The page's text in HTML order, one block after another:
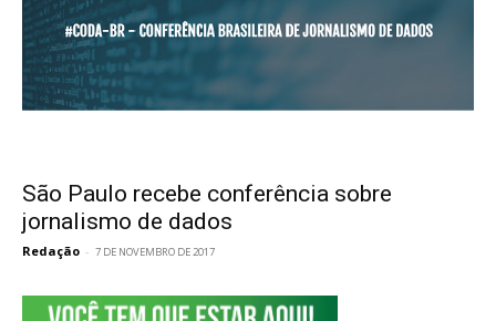
São Paulo recebe conferência sobre
jornalismo de dados
Redação - 7 DE NOVEMBRO DE 2017